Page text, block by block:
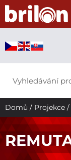
Přeskočit
obsah
Domů / Projekce /